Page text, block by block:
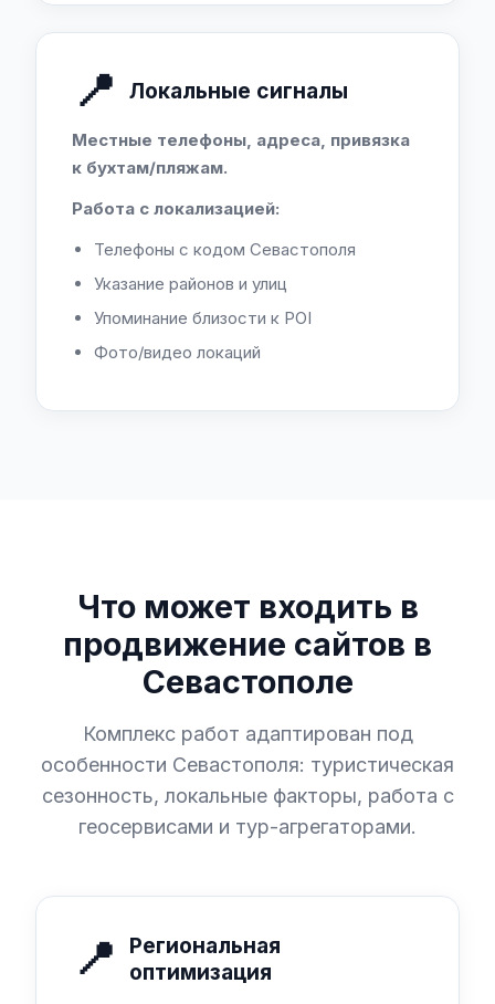
📍 Локальные сигналы
Местные телефоны, адреса, привязка
к бухтам/пляжам.
Работа с локализацией:
Телефоны с кодом Севастополя
Указание районов и улиц
Упоминание близости к POI
Фото/видео локаций
Что может входить в
продвижение сайтов в
Севастополе
Комплекс работ адаптирован под
особенности Севастополя: туристическая
сезонность, локальные факторы, работа с
геосервисами и тур-агрегаторами.
📍
Региональная
оптимизация